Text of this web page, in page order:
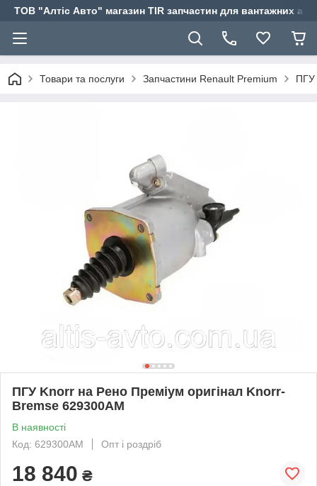
ТОВ "Алтіс Авто" магазин TIR запчастин для вантажних
Товари та послуги Запчастини Renault Premium ПГУ
ПГУ Knorr на Рено Преміум оригінал Knorr-
Bremse 629300AM
В наявності
Код: 629300AM
Опт і роздріб
18 840 ₴